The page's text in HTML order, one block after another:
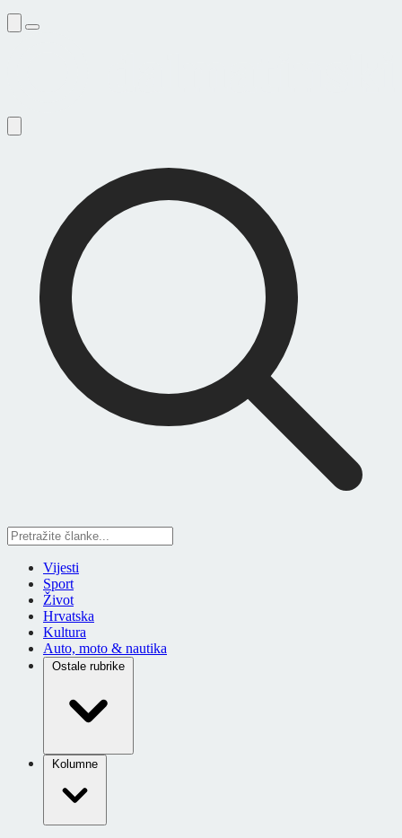
Vijesti
Sport
Život
Hrvatska
Kultura
Auto, moto & nautika
Ostale rubrike
Kolumne